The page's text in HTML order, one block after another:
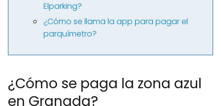
Elparking?
¿Cómo se llama la app para pagar el
parquímetro?
¿Cómo se paga la zona azul
en Granada?